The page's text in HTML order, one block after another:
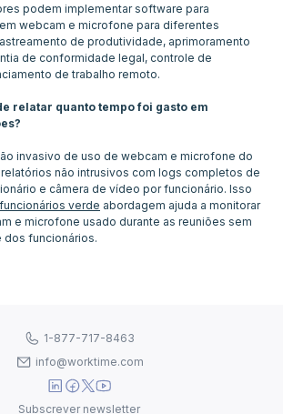
podem implementar software para
webcam e microfone para diferentes
de produtividade, aprimoramento
de conformidade legal, controle de
de trabalho remoto.
relatar quanto tempo foi gasto em
invasivo de uso de webcam e microfone do
não intrusivos com logs completos de
e câmera de vídeo por funcionário. Isso
verde abordagem ajuda a monitorar
e microfone usado durante as reuniões sem
1-877-717-8463
info@worktime.com
Subscrever newsletter